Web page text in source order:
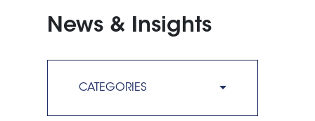
News & Insights
CATEGORIES